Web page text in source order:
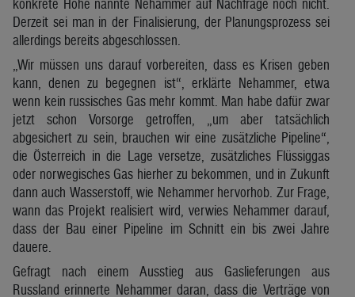
Derzeit sei man in der Finalisierung, der Planungsprozess sei
allerdings bereits abgeschlossen.
„Wir müssen uns darauf vorbereiten, dass es Krisen geben
kann, denen zu begegnen ist“, erklärte Nehammer, etwa
wenn kein russisches Gas mehr kommt. Man habe dafür zwar
jetzt schon Vorsorge getroffen, „um aber tatsächlich
abgesichert zu sein, brauchen wir eine zusätzliche Pipeline“,
die Österreich in die Lage versetze, zusätzliches Flüssiggas
oder norwegisches Gas hierher zu bekommen, und in Zukunft
dann auch Wasserstoff, wie Nehammer hervorhob. Zur Frage,
wann das Projekt realisiert wird, verwies Nehammer darauf,
dass der Bau einer Pipeline im Schnitt ein bis zwei Jahre
dauere.
Gefragt nach einem Ausstieg aus Gaslieferungen aus
Russland erinnerte Nehammer daran, dass die Verträge von